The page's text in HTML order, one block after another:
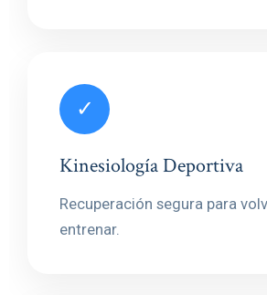
✓
Kinesiología Deportiva
Recuperación segura para
entrenar.